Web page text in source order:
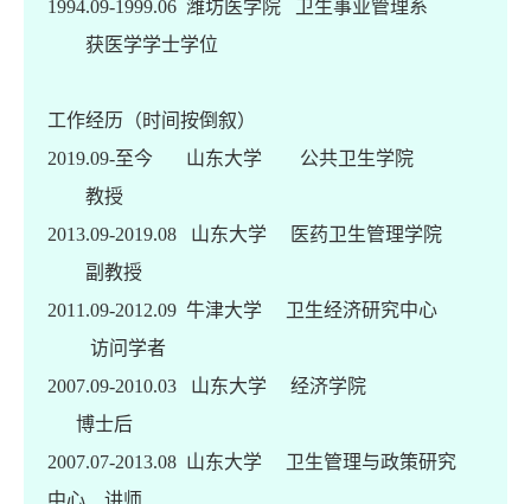
1994.09-1999.06 潍坊医学院 卫生事业管理系
获医学学士学位
工作经历（时间按倒叙）
2019.09-至今 山东大学 公共卫生学院
教授
2013.09-2019.08 山东大学 医药卫生管理学院
副教授
2011.09-2012.09 牛津大学 卫生经济研究中心
访问学者
2007.09-2010.03 山东大学 经济学院
博士后
2007.07-2013.08 山东大学 卫生管理与政策研究